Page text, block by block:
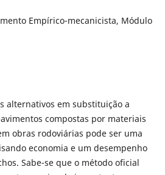
Empírico-mecanicista, Módulo
alternativos em substituição a
compostas por materiais
obras rodoviárias pode ser uma
economia e um desempenho
Sabe-se que o método oficial